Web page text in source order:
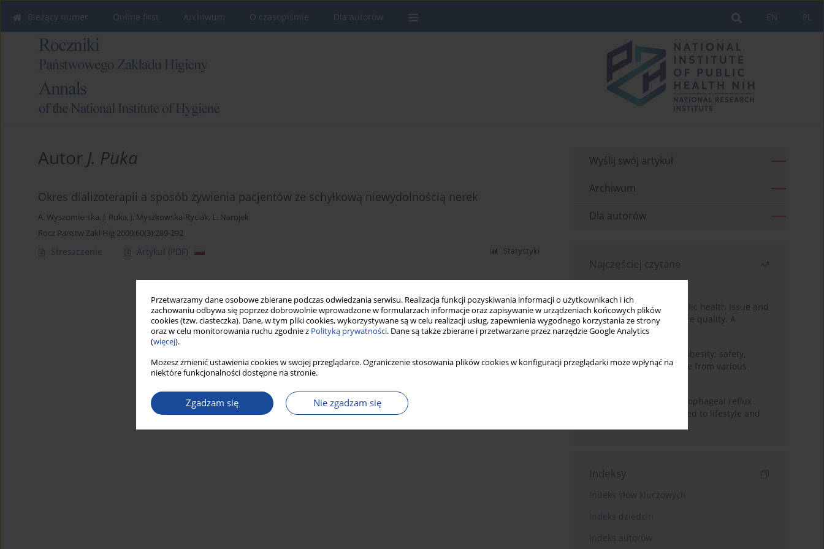
Przetwarzamy dane osobowe zbierane podczas odwiedzania serwisu. Realizacja funkcji pozyskiwania informacji o użytkownikach i ich
zachowaniu odbywa się poprzez dobrowolnie wprowadzone w formularzach informacje oraz zapisywanie w urządzeniach końcowych plików
cookies (tzw. ciasteczka). Dane, w tym pliki cookies, wykorzystywane są w celu realizacji usług, zapewnienia wygodnego korzystania ze strony
oraz w celu monitorowania ruchu zgodnie z Polityką prywatności. Dane są także zbierane i przetwarzane przez narzędzie Google Analytics
(więcej).
Możesz zmienić ustawienia cookies w swojej przeglądarce. Ograniczenie stosowania plików cookies w konfiguracji przeglądarki może wpłynąć na
niektóre funkcjonalności dostępne na stronie.
Zgadzam się Nie zgadzam się
PL
EN
Bieżący numer Online first Archiwum O czasopiśmie Dla autorów
Autor J. Puka
Okres dializoterapii a sposób żywienia pacjentów ze schyłkową niewydolnością nerek
A. Wyszomierska, J. Puka, J. Myszkowska-Ryciak, L. Narojek
Rocz Panstw Zakl Hig 2009;60(3):289-292
Streszczenie Artykuł (PDF) Statystyki
Wyślij swój artykuł
Archiwum
Dla autorów
Najczęściej czytane
Nurse burnout as a public health issue and
Its impact on patient care quality. A
narrative review
Ketogenic diet in adult obesity: safety,
limitations, and evidence from various
Risk factors for gastroesophageal reflux
disease symptoms related to lifestyle and
Indeksy
Indeks słów kluczowych
Indeks dziedzin
Indeks autorów